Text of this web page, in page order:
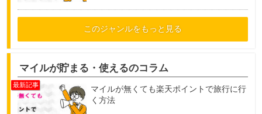
このジャンルをもっと見る
マイルが貯まる・使えるのコラム
マイルが無くても楽天ポイントで旅行に行
く方法